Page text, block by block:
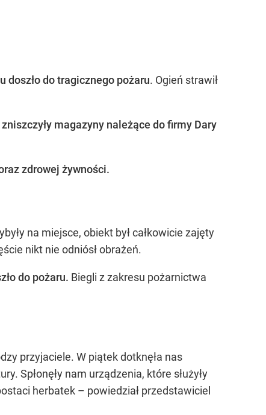
do tragicznego pożaru. Ogień strawił
magazyny należące do firmy Dary
zdrowej żywności.
na miejsce, obiekt był całkowicie zajęty
nikt nie odniósł obrażeń.
do pożaru. Biegli z zakresu pożarnictwa
przyjaciele. W piątek dotknęła nas
Spłonęły nam urządzenia, które służyły
herbatek – powiedział przedstawiciel